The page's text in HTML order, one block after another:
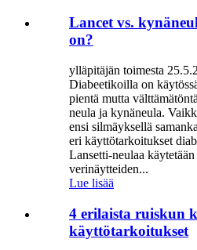
Lancet vs.
on?
ylläpitäjän toimesta
Diabeetikoilla on
pientä mutta
neula ja kynäneula.
ensi silmäyksellä
eri käyttötarkoitukset
Lansetti-neulaa käytetään
verinäytteiden...
Lue lisää
4 erilaista ruiskun
käyttötarkoitukset